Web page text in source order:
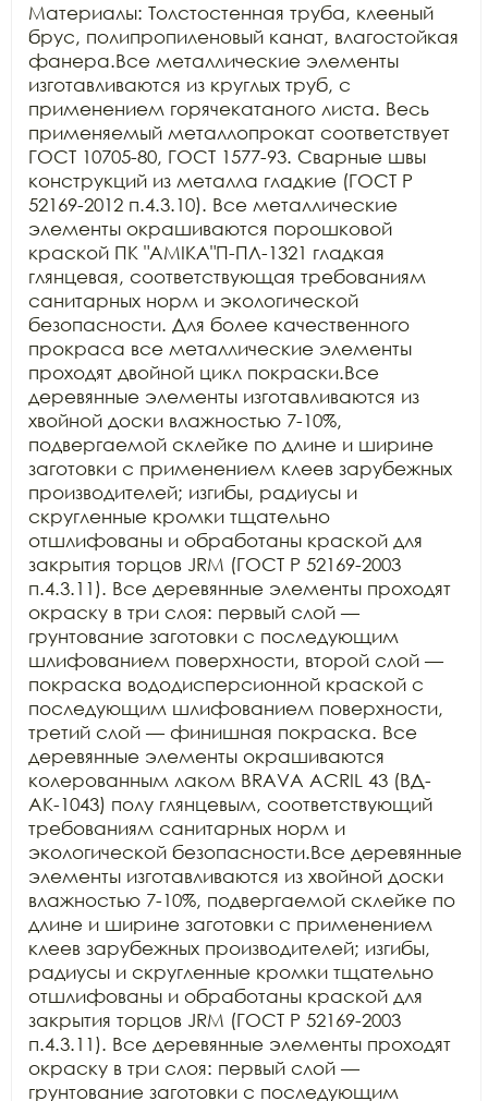
Материалы: Толстостенная труба, клееный
брус, полипропиленовый канат, влагостойкая
фанера.Все металлические элементы
изготавливаются из круглых труб, с
применением горячекатаного листа. Весь
применяемый металлопрокат соответствует
ГОСТ 10705-80, ГОСТ 1577-93. Сварные швы
конструкций из металла гладкие (ГОСТ Р
52169-2012 п.4.3.10). Все металлические
элементы окрашиваются порошковой
краской ПК "АМIKA"П-ПЛ-1321 гладкая
глянцевая, соответствующая требованиям
санитарных норм и экологической
безопасности. Для более качественного
прокраса все металлические элементы
проходят двойной цикл покраски.Все
деревянные элементы изготавливаются из
хвойной доски влажностью 7-10%,
подвергаемой склейке по длине и ширине
заготовки с применением клеев зарубежных
производителей; изгибы, радиусы и
скругленные кромки тщательно
отшлифованы и обработаны краской для
закрытия торцов JRM (ГОСТ Р 52169-2003
п.4.3.11). Все деревянные элементы проходят
окраску в три слоя: первый слой —
грунтование заготовки с последующим
шлифованием поверхности, второй слой —
покраска вододисперсионной краской с
последующим шлифованием поверхности,
третий слой — финишная покраска. Все
деревянные элементы окрашиваются
колерованным лаком BRAVA ACRIL 43 (ВД-
АК-1043) полу глянцевым, соответствующий
требованиям санитарных норм и
экологической безопасности.Все деревянные
элементы изготавливаются из хвойной доски
влажностью 7-10%, подвергаемой склейке по
длине и ширине заготовки с применением
клеев зарубежных производителей; изгибы,
радиусы и скругленные кромки тщательно
отшлифованы и обработаны краской для
закрытия торцов JRM (ГОСТ Р 52169-2003
п.4.3.11). Все деревянные элементы проходят
окраску в три слоя: первый слой —
грунтование заготовки с последующим